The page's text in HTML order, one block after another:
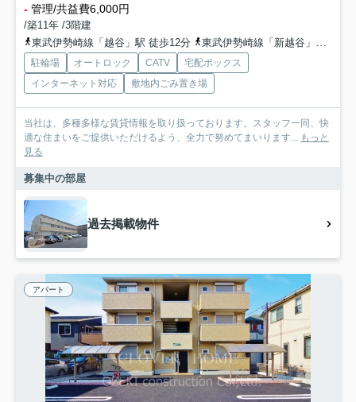
- 管理/共益費6,000円
/築11年 /3階建
東武伊勢崎線「越谷」駅 徒歩12分
東武伊勢崎線「新越谷」駅 徒歩20分
駐輪場 オートロック CATV
宅配ボックス
インターネット対応
敷地内ごみ置き場
当社は、多種多様な賃貸情報を取り扱っております。スタッフ一同、快
適な住まいをご提供いただけるよう、全力で努めてまいります... もっと
見る
募集中の部屋
過去掲載物件
アパート